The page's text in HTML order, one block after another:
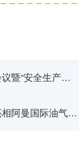
暨“安全生产
阿曼国际油气能